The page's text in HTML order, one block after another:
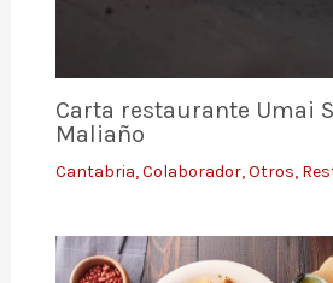
Carta restaurante Umai
Maliaño
Cantabria,Colaborador,Otros,